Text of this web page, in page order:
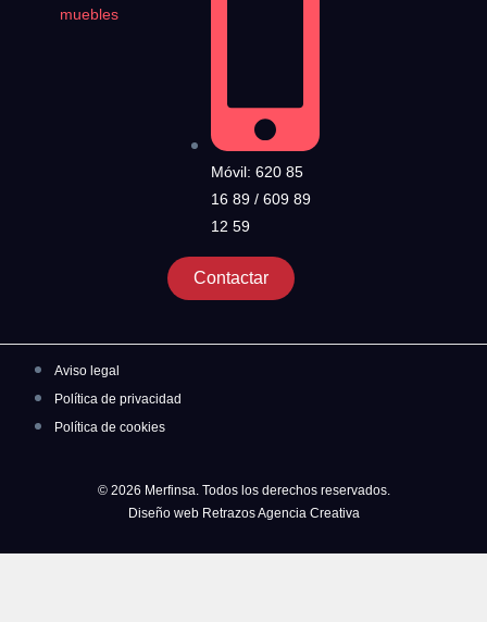
muebles
Móvil: 620 85
16 89 / 609 89
12 59
Contactar
Aviso legal
Política de privacidad
Política de cookies
© 2026 Merfinsa. Todos los derechos reservados.
Diseño web Retrazos Agencia Creativa